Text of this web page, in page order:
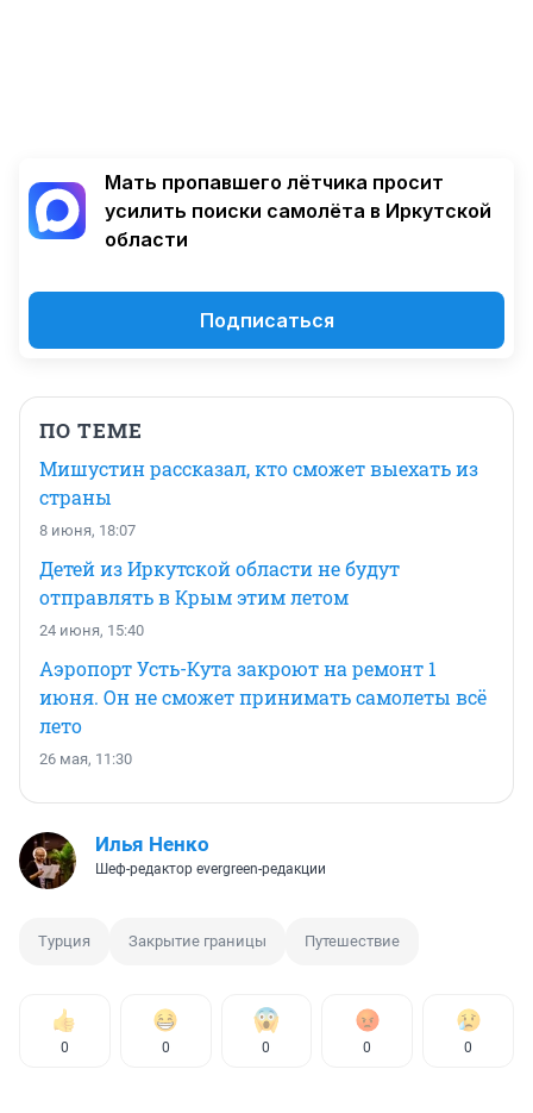
Мать пропавшего лётчика просит
усилить поиски самолёта в Иркутской
области
Подписаться
ПО ТЕМЕ
Мишустин рассказал, кто сможет выехать из
страны
8 июня, 18:07
Детей из Иркутской области не будут
отправлять в Крым этим летом
24 июня, 15:40
Аэропорт Усть-Кута закроют на ремонт 1
июня. Он не сможет принимать самолеты всё
лето
26 мая, 11:30
Илья Ненко
Шеф-редактор evergreen-редакции
Турция Закрытие границы Путешествие
0 0 0 0 0